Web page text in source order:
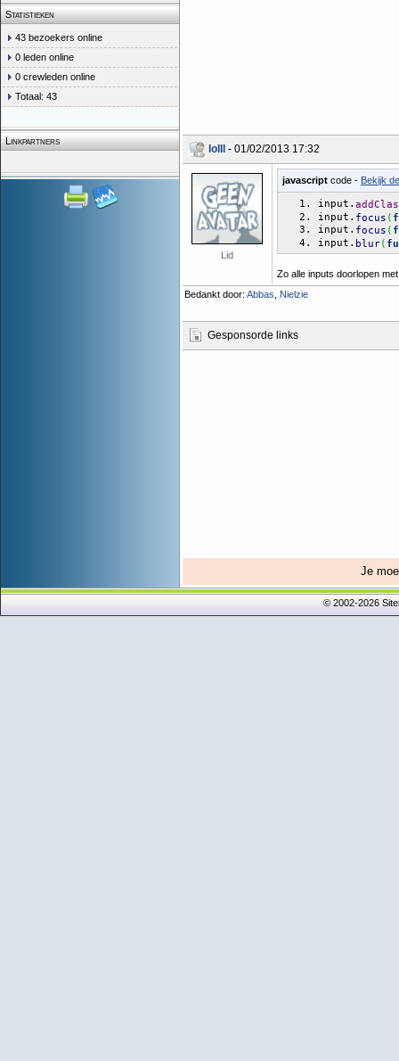
Statistieken
43 bezoekers online
0 leden online
0 crewleden online
Totaal: 43
Linkpartners
lolll - 01/02/2013 17:32
Lid
javascript code - Bekijk
input.
input. focus (
input. focus (
input. blur(
Zo alle inputs doorlopen
Bedankt door: Abbas Nielzie
Gesponsorde links
Je
© 2002-2026